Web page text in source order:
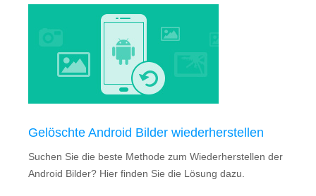
Gelöschte Android Bilder wiederherstellen
Suchen Sie die beste Methode zum Wiederherstellen der
Android Bilder? Hier finden Sie die Lösung dazu.